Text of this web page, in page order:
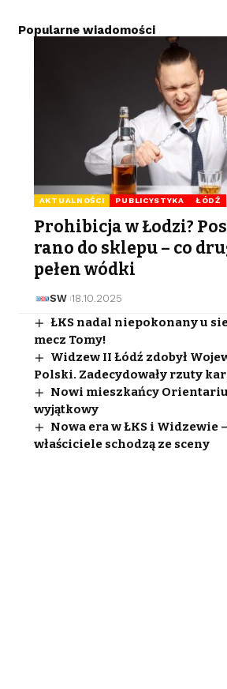
Popularne wiadomości
AKTUALNOŚCI PUBLICYSTYKA ŁÓDŹ
Prohibicja w Łodzi?
rano do sklepu – co
pełen wódki
SW 18.10.2025
ŁKS nadal niepokonany u
mecz Tomy!
Widzew II Łódź zdobył
Polski. Zadecydowały rzuty
Nowi mieszkańcy
wyjątkowy
Nowa era w ŁKS i Widzewie
właściciele schodzą ze sceny